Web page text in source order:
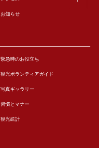
お知らせ
緊急時のお役立ち
観光ボランティアガイド
写真ギャラリー
習慣とマナー
観光統計